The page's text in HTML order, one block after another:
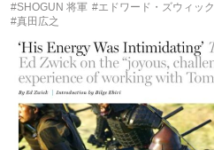
#SHOGUN 将軍 #エドワード・ズウィック
#真田広之